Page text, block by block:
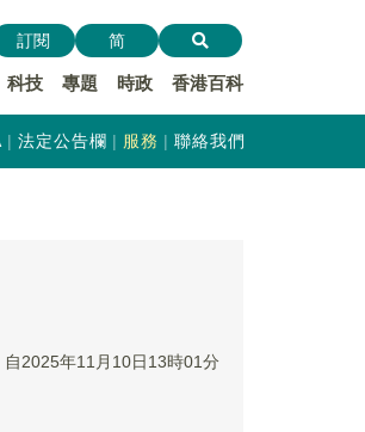
科技 專題 時政 香港百科
訂閱 简
法定公告欄 服務 聯絡我們
自2025年11月10日13時01分